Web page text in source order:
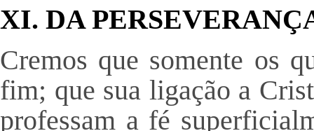
XI. DA
Cremos que somente os
fim; que sua ligação a
professam a fé